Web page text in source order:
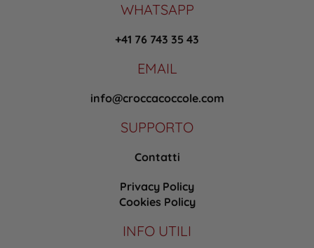
WHATSAPP
+41 76 743 35 43
EMAIL
info@croccacoccole.com
SUPPORTO
Contatti
Privacy Policy
Cookies Policy
INFO UTILI